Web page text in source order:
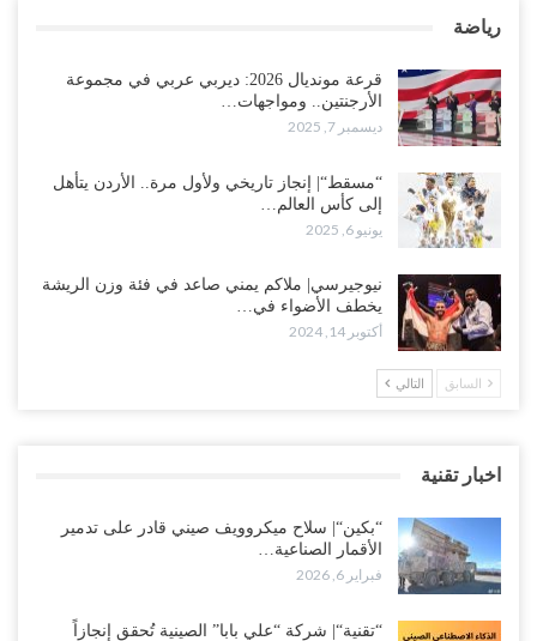
رياضة
قرعة مونديال 2026: ديربي عربي في مجموعة
الأرجنتين.. ومواجهات…
ديسمبر 7, 2025
“مسقط“| إنجاز تاريخي ولأول مرة.. الأردن يتأهل
إلى كأس العالم…
يونيو 6, 2025
نيوجيرسي| ملاكم يمني صاعد في فئة وزن الريشة
يخطف الأضواء في…
أكتوبر 14, 2024
السابق التالي
اخبار تقنية
“بكين“| سلاح ميكروويف صيني قادر على تدمير
الأقمار الصناعية…
فبراير 6, 2026
“تقنية“| شركة “علي بابا” الصينية تُحقق إنجازاً